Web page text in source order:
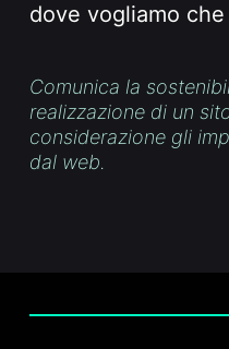
dove vogliamo che
Comunica la
realizzazione di un
considerazione gli
dal web.